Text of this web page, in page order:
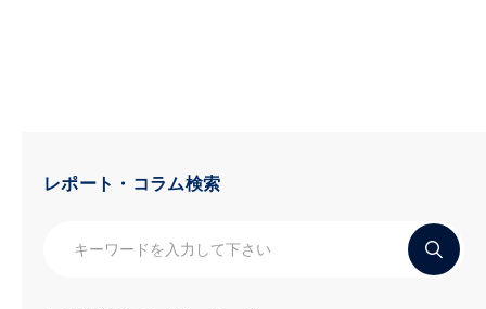
レポート・コラム検索